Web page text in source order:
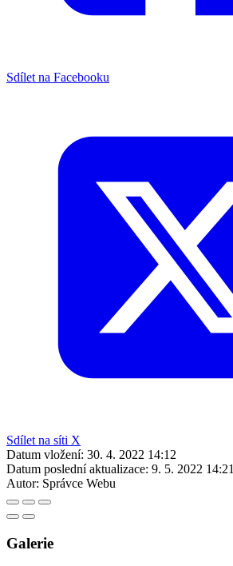
Sdílet na Facebooku
Sdílet na síti X
Datum vložení: 30. 4. 2022 14:12
Datum poslední aktualizace: 9. 5. 2022 14:21
Autor: Správce Webu
Galerie